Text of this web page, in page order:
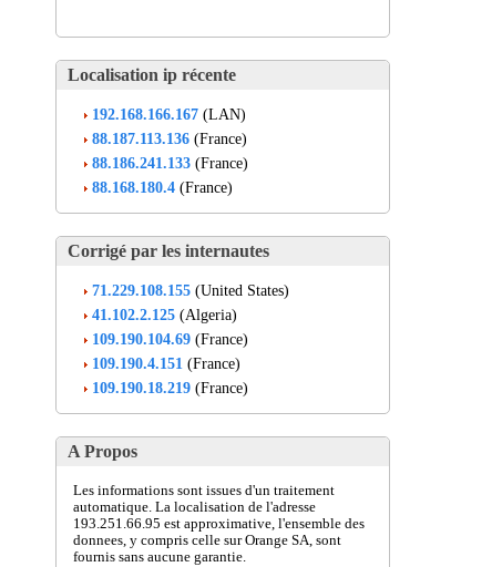
Localisation ip récente
192.168.166.167 (LAN)
88.187.113.136 (France)
88.186.241.133 (France)
88.168.180.4 (France)
Corrigé par les internautes
71.229.108.155 (United States)
41.102.2.125 (Algeria)
109.190.104.69 (France)
109.190.4.151 (France)
109.190.18.219 (France)
A Propos
Les informations sont issues d'un traitement
automatique. La localisation de l'adresse
193.251.66.95 est approximative, l'ensemble des
donnees, y compris celle sur Orange SA, sont
fournis sans aucune garantie.